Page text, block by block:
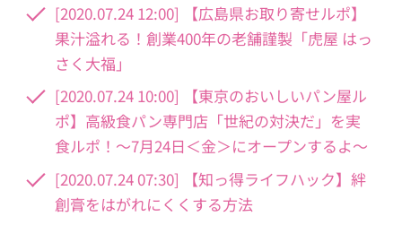
[2020.07.24 12:00] 【広島県お取り寄せルポ】
果汁溢れる！創業400年の老舗謹製「虎屋 はっ
さく大福」
[2020.07.24 10:00] 【東京のおいしいパン屋ル
ポ】高級食パン専門店「世紀の対決だ」を実
食ルポ！〜7月24日＜金＞にオープンするよ〜
[2020.07.24 07:30] 【知っ得ライフハック】絆
創膏をはがれにくくする方法